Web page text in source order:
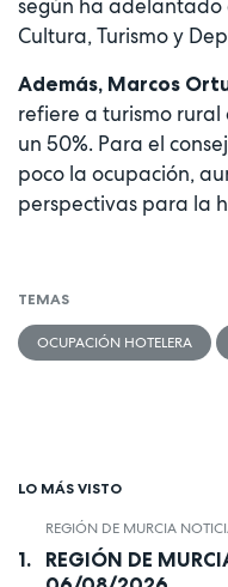
según ha adelantado
Cultura, Turismo y
Además, Marcos
refiere a turismo rural
un 50%. Para el
poco la ocupación,
perspectivas para la
TEMAS
OCUPACIÓN HOTELERA
LO MÁS VISTO
REGIÓN DE MURCIA
REGIÓN DE